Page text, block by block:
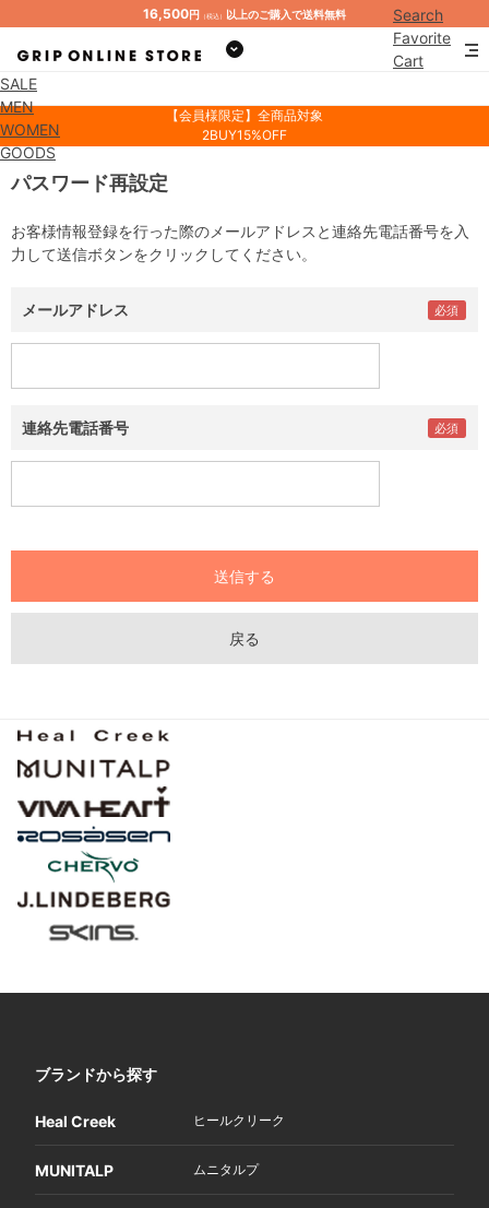
16,500円 （税込） 以上のご購入で送料無料
Search
Favorite
Cart
SALE
MEN
WOMEN
GOODS
【会員様限定】全商品対象
2BUY15%OFF
パスワード再設定
お客様情報登録を行った際のメールアドレスと連絡先電話番号を入
力して送信ボタンをクリックしてください。
メールアドレス
連絡先電話番号
ブランドから探す
Heal Creek ヒールクリーク
MUNITALP ムニタルプ